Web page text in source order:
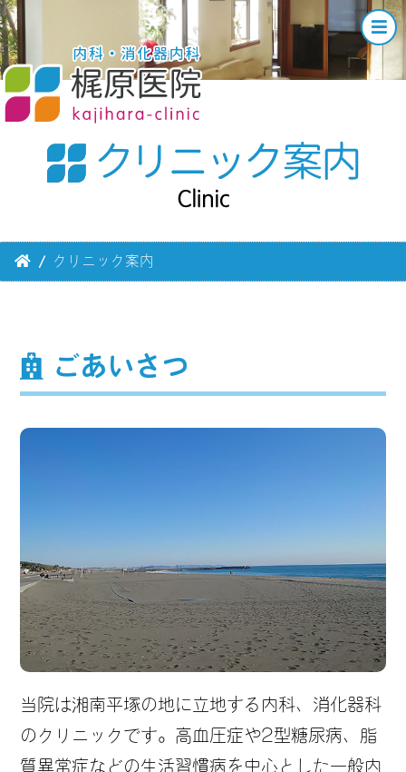
クリニック案内
ごあいさつ
当院は湘南平塚の地に立地する内科、消化器科
のクリニックです。高血圧症や2型糖尿病、脂
質異常症などの生活習慣病を中心とした一般内